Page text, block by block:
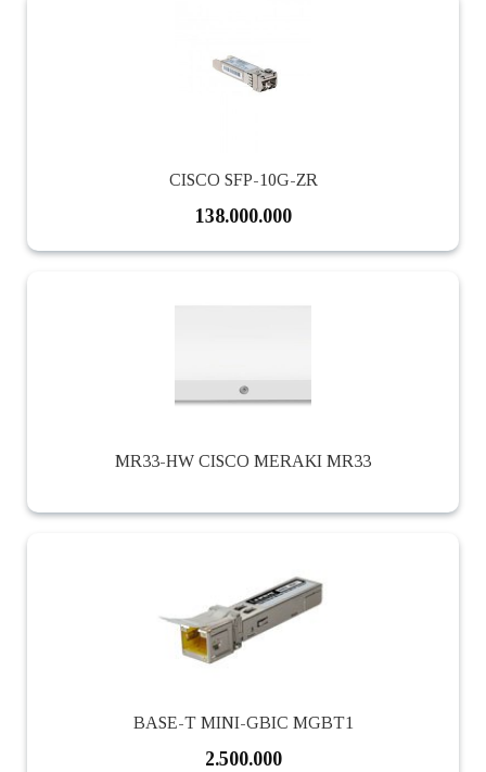
CISCO SFP-10G-ZR
138.000.000
MR33-HW CISCO MERAKI MR33
BASE-T MINI-GBIC MGBT1
2.500.000